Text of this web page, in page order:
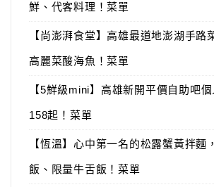
鮮、代客料理！菜單
【尚澎湃食堂】高雄最道地澎湖手路
高麗菜酸海魚！菜單
【5鮮級mini】高雄新開平價自助吧
158起！菜單
【恆溫】心中第一名的松露蟹黃拌麵
飯、限量牛舌飯！菜單